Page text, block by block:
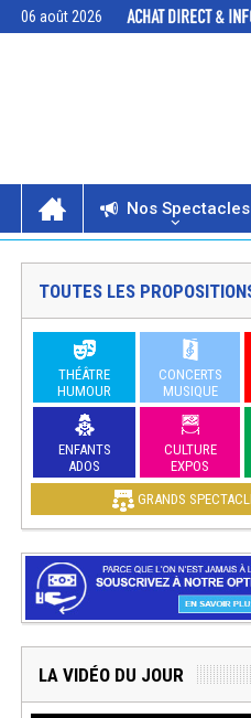
06 août 2026
Nos Spectacles
TOUTES LES
THÉÂTRE
HUMOUR
CONCERTS
MUSIQUE
ENFANTS
ADOS
CULTURE
EXPOS
GRANDS
LA VIDÉO DU JOUR